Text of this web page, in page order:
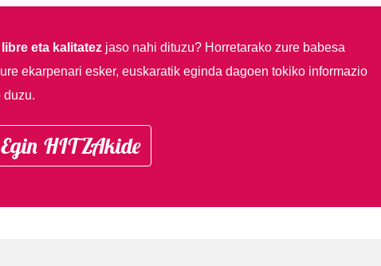
eta kalitatezjaso nahi dituzu? Horretarako zure babesa
ekarpenari esker, euskaratik eginda dagoen tokiko informazio
duzu.
Egin HITZAkide